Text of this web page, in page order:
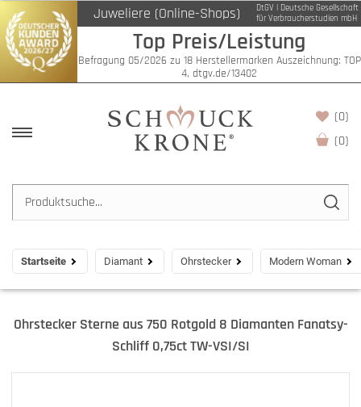
Juweliere (Online-Shops)
DtGV | Deutsche Gesellschaft
für Verbraucherstudien mbH
Top Preis/Leistung
Befragung 05/2026 zu 18 Herstellermarken Auszeichnung: TOP
4, dtgv.de/13402
(0)
(0)
Startseite Diamant Ohrstecker Modern Woman
Ohrstecker Sterne aus 750 Rotgold 8 Diamanten Fanatsy-
Schliff 0,75ct TW-VSI/SI